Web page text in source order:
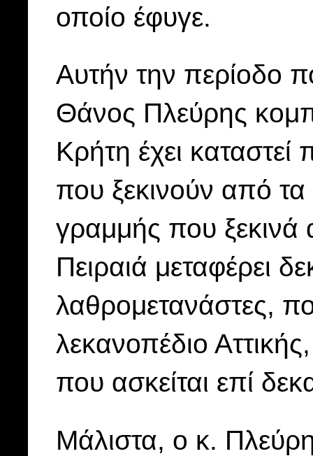
οποίο έφυγε.
Αυτήν την περίοδο
Θάνος Πλεύρης
Κρήτη έχει
που ξεκινούν από
γραμμής που ξεκινά
Πειραιά μεταφέρει
λαθρομετανάστες,
λεκανοπέδιο
που ασκείται επί
Μάλιστα, ο κ.